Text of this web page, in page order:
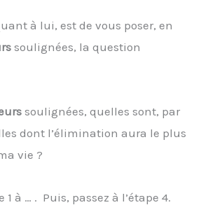
à lui, est de vous poser, en
soulignées, la question
soulignées, quelles sont, par
dont l’élimination aura le plus
vie ?
1 à … . Puis, passez à l’étape 4.